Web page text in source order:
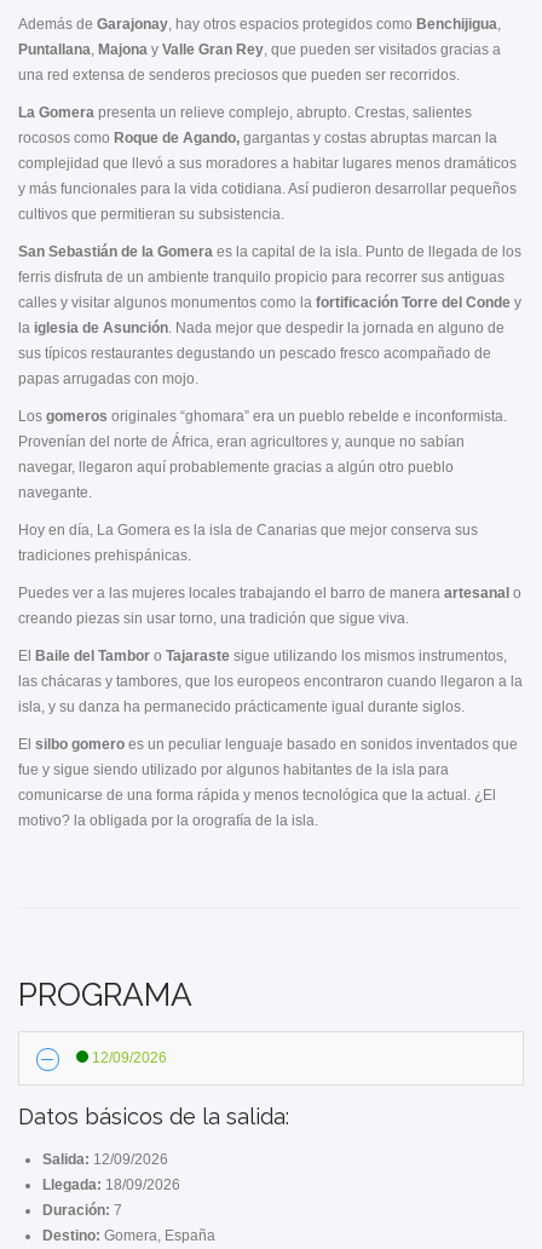
Además de Garajonay, hay otros espacios protegidos como Benchijigua,
Puntallana, Majona y Valle Gran Rey, que pueden ser visitados gracias a
una red extensa de senderos preciosos que pueden ser recorridos.
La Gomera presenta un relieve complejo, abrupto. Crestas, salientes
rocosos como Roque de Agando, gargantas y costas abruptas marcan la
complejidad que llevó a sus moradores a habitar lugares menos dramáticos
y más funcionales para la vida cotidiana. Así pudieron desarrollar pequeños
cultivos que permitieran su subsistencia.
San Sebastián de la Gomera es la capital de la isla. Punto de llegada de los
ferris disfruta de un ambiente tranquilo propicio para recorrer sus antiguas
calles y visitar algunos monumentos como la fortificación Torre del Conde y
la iglesia de Asunción. Nada mejor que despedir la jornada en alguno de
sus típicos restaurantes degustando un pescado fresco acompañado de
papas arrugadas con mojo.
Los gomeros originales “ghomara” era un pueblo rebelde e inconformista.
Provenían del norte de África, eran agricultores y, aunque no sabían
navegar, llegaron aquí probablemente gracias a algún otro pueblo
navegante.
Hoy en día, La Gomera es la isla de Canarias que mejor conserva sus
tradiciones prehispánicas.
Puedes ver a las mujeres locales trabajando el barro de manera artesanal o
creando piezas sin usar torno, una tradición que sigue viva.
El Baile del Tambor o Tajaraste sigue utilizando los mismos instrumentos,
las chácaras y tambores, que los europeos encontraron cuando llegaron a la
isla, y su danza ha permanecido prácticamente igual durante siglos.
El silbo gomero es un peculiar lenguaje basado en sonidos inventados que
fue y sigue siendo utilizado por algunos habitantes de la isla para
comunicarse de una forma rápida y menos tecnológica que la actual. ¿El
motivo? la obligada por la orografía de la isla.
PROGRAMA
12/09/2026
Datos básicos de la salida:
Salida: 12/09/2026
Llegada: 18/09/2026
Duración: 7
Destino: Gomera, España